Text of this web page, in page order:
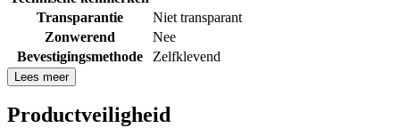
Transparantie
Niet transparant
Zonwerend
Nee
Bevestigingsmethode
Zelfklevend
Lees meer
Productveiligheid